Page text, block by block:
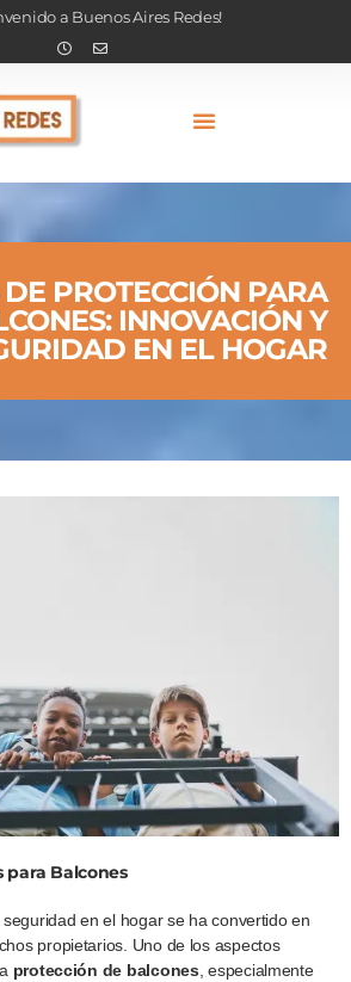
a Buenos Aires Redes!
DE PROTECCIÓN PARA
INNOVACIÓN Y
EN EL HOGAR
para Balcones
en el hogar se ha convertido en
propietarios. Uno de los aspectos
protección de balcones, especialmente